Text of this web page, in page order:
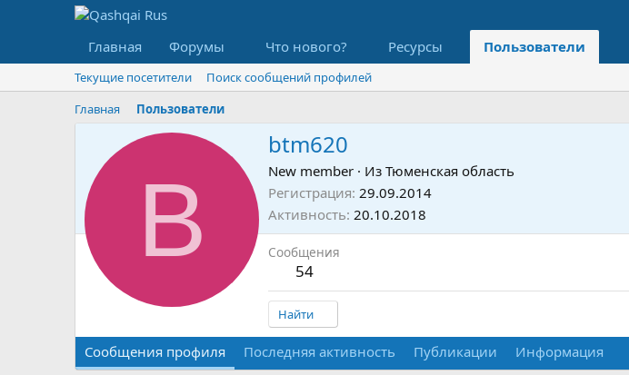
Главная Форумы Что нового? Ресурсы Пользователи
Текущие посетители
Поиск сообщений профилей
Главная
Пользователи
B
btm620
New member · Из Тюменская область
Регистрация 29.09.2014
Активность 20.10.2018
Сообщения
54
Найти
Сообщения профиля Последняя активность Публикации Информация